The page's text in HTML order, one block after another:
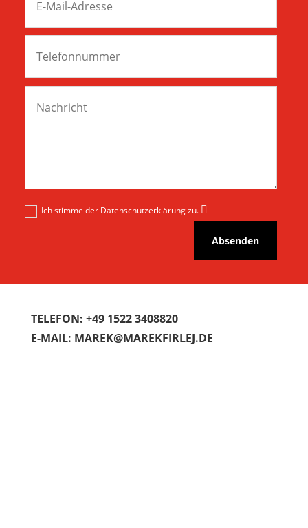
Ich stimme der Datenschutzerklärung zu.
Absenden
TELEFON: +49 1522 3408820
E-MAIL: MAREK@MAREKFIRLEJ.DE